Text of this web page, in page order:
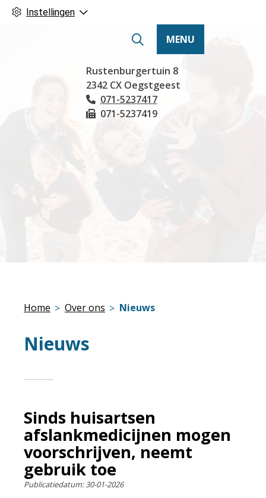
Instellingen
Hoofdmenu
MENU
Rustenburgertuin 8
2342 CX Oegstgeest
Tel:
071-5237417
Fax:
071-5237419
Home Over ons Nieuws
Nieuws
Sinds huisartsen
afslankmedicijnen mogen
voorschrijven, neemt
gebruik toe
Publicatiedatum:30-01-2026